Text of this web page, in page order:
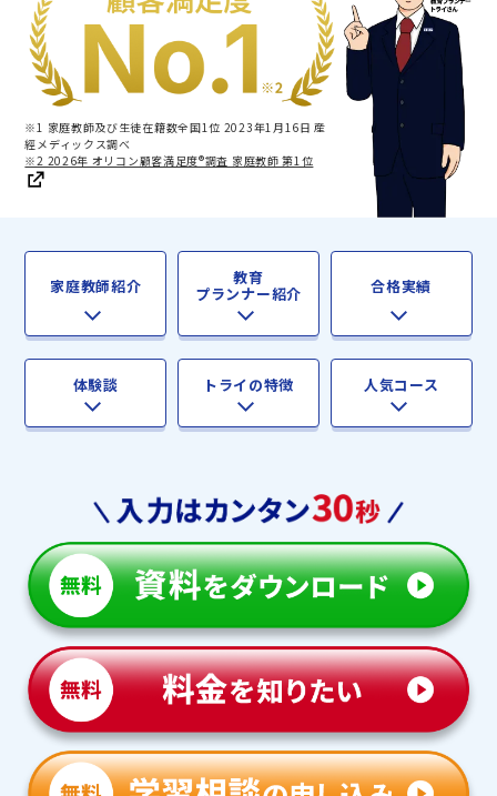
※1 家庭教師及び生徒在籍数全国1位 2023年1月16日 産
經メディックス調べ
※2 2026年 オリコン顧客満足度®調査 家庭教師 第1位
家庭教師紹介 教育
プランナー紹介 合格実績
体験談 トライの特徴 人気コース